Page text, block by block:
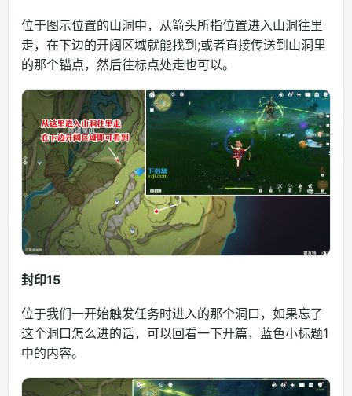
位于图示位置的山洞中，从箭头所指位置进入山洞往里
走，在下边的开阔区域就能找到;或者直接传送到山洞里
的那个锚点，然后往标点处走也可以。
封印15
位于我们一开始触发任务时进入的那个洞口，如果忘了
这个洞口怎么进的话，可以回看一下开篇，蓝色小标题1
中的内容。